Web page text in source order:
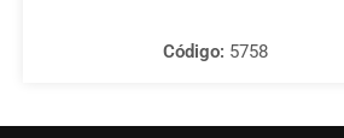
Código: 5758